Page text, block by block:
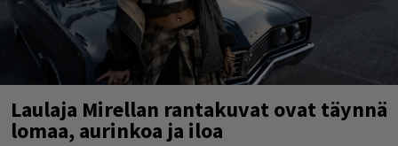
Laulaja Mirellan rantakuvat ovat täynnä
lomaa, aurinkoa ja iloa